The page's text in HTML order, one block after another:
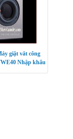
giặt vắt công
Nhập khẩu